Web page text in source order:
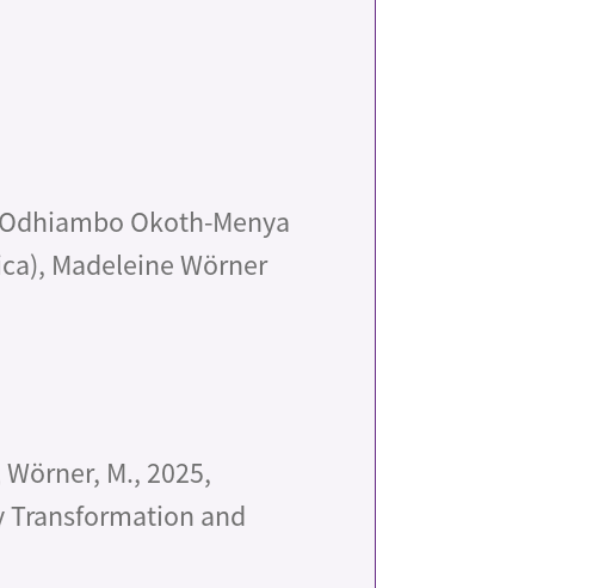
Okoth-Menya
Madeleine Wörner
M., 2025,
Transformation and